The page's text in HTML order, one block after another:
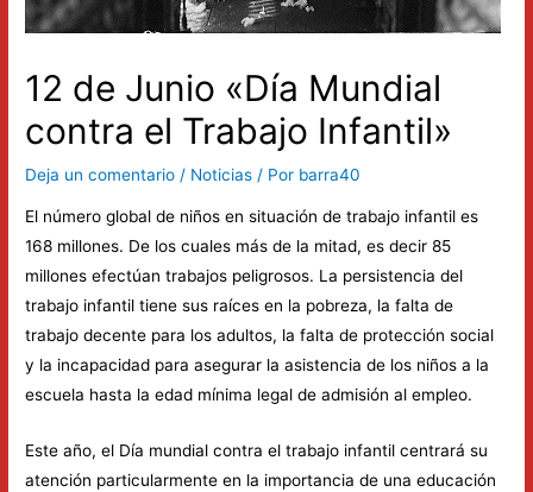
12 de Junio «Día Mundial
contra el Trabajo Infantil»
Deja un comentario / Noticias / Por barra40
El número global de niños en situación de trabajo infantil es
168 millones. De los cuales más de la mitad, es decir 85
millones efectúan trabajos peligrosos. La persistencia del
trabajo infantil tiene sus raíces en la pobreza, la falta de
trabajo decente para los adultos, la falta de protección social
y la incapacidad para asegurar la asistencia de los niños a la
escuela hasta la edad mínima legal de admisión al empleo.
Este año, el Día mundial contra el trabajo infantil centrará su
atención particularmente en la importancia de una educación